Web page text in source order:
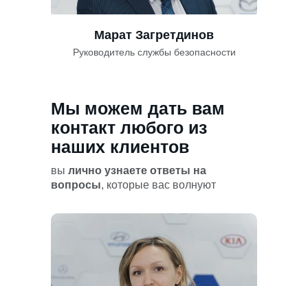
Марат Загретдинов
Руководитель службы безопасности
Мы можем дать вам
контакт любого из
наших клиентов
вы лично узнаете ответы на
вопросы, которые вас волнуют